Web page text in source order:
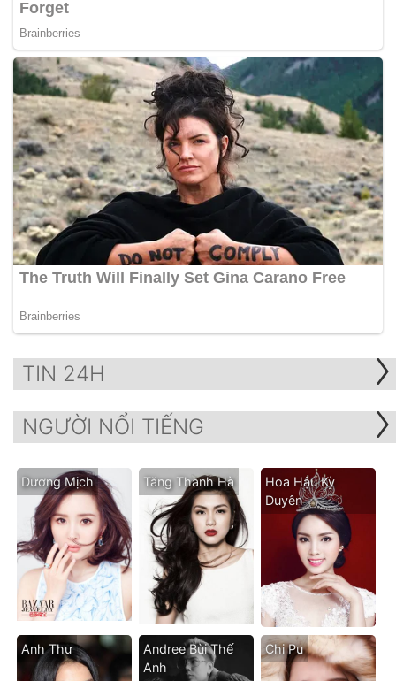
TIN 24H
NGƯỜI NỔI TIẾNG
Dương Mịch Tăng Thanh Hà
Hoa Hậu Kỳ
Duyên
Anh Thư
Andree Bùi Thế
Anh
Chi Pu